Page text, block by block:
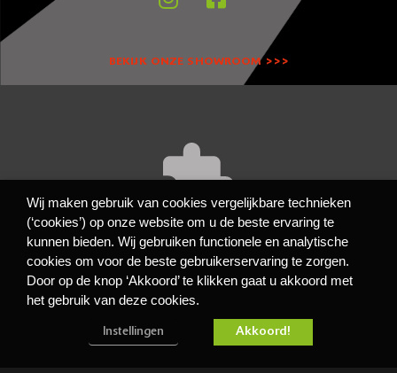
BEKIJK ONZE SHOWROOM >>>
Functioneel cookies to view the content.
Algemene Voorwaarden
Wij maken gebruik van cookies vergelijkbare technieken
(‘cookies’) op onze website om u de beste ervaring te
kunnen bieden. Wij gebruiken functionele en analytische
cookies om voor de beste gebruikerservaring te zorgen.
Door op de knop ‘Akkoord’ te klikken gaat u akkoord met
het gebruik van deze cookies.
Instellingen Akkoord!